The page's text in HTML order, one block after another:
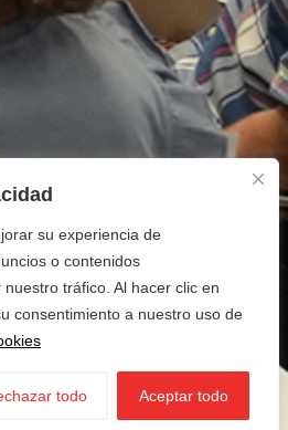
su experiencia de
o contenidos
tráfico. Al hacer clic en
consentimiento a nuestro uso de
todo Aceptar todo